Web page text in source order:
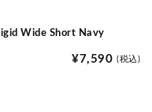
Wide Short Navy
¥7,590 (税込)